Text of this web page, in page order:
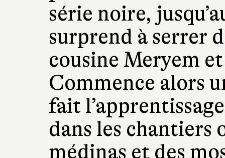
série noire,
surprend à serrer
cousine Meryem
Commence alors
fait
dans les chantiers
médinas et des